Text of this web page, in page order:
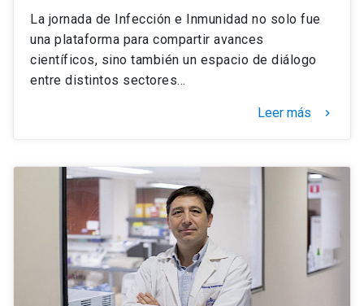
La jornada de Infección e Inmunidad no solo fue
una plataforma para compartir avances
científicos, sino también un espacio de diálogo
entre distintos sectores…
Leer más keyboard_arrow_right